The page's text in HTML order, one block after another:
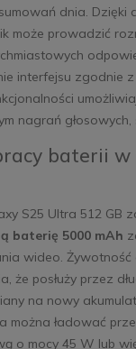
dnia. Dzięki
może prowadzić
interfejsu zgodnie
nagrań
baterii w
S25 Ultra 512 GB
baterię 5000 mAh
wideo. Żywotność
że posłuży przez
na nowy
można ładować
o mocy 45 W lub